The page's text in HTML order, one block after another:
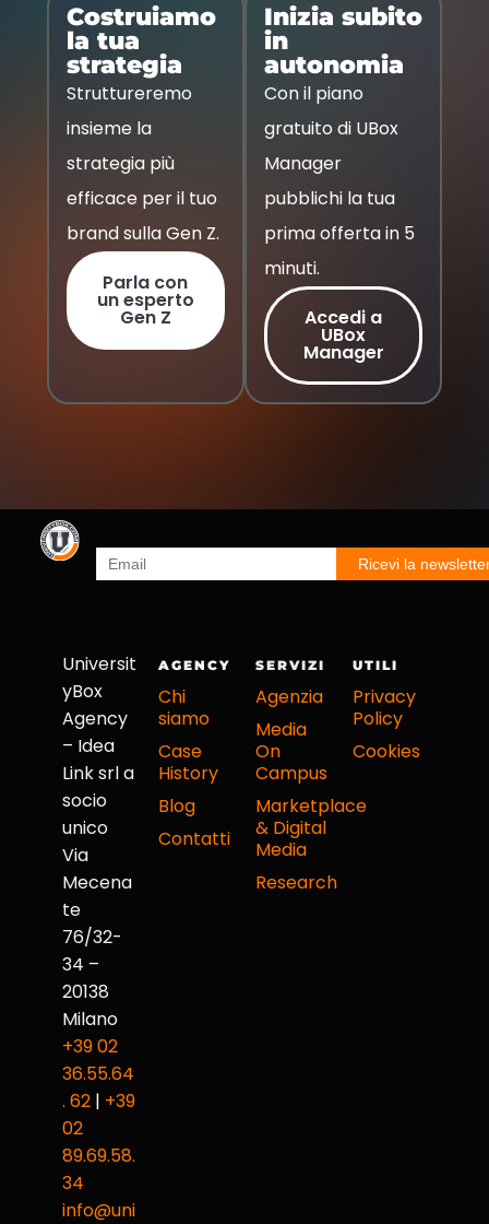
Costruiamo
la tua
strategia
Struttureremo
insieme la
strategia più
efficace per il tuo
brand sulla Gen Z.
Parla con
un esperto
Gen Z
Inizia subito
in
autonomia
Con il piano
gratuito di UBox
Manager
pubblichi la tua
prima offerta in 5
minuti.
Accedi a
UBox
Manager
Universit
yBox
Agency
– Idea
Link srl a
socio
unico
Via
Mecena
te
76/32-
34 –
20138
Milano
+39 02
36.55.64
. 62| +39
02
89.69.58.
34
info@uni
AGENCY
Chi
siamo
Case
History
Blog
Contatti
SERVIZI
Agenzia
Media
On
Campus
Marketplace
& Digital
Media
Research
UTILI
Privacy
Policy
Cookies